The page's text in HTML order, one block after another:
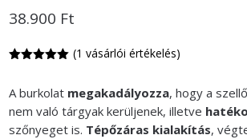
38.900 Ft
ből,
alapján
(1 vásárlói értékelés)
A burkolat megakadályozza, hogy a
nem való tárgyak kerüljenek, illetve
szőnyeget is. Tépőzáras kialakítás,